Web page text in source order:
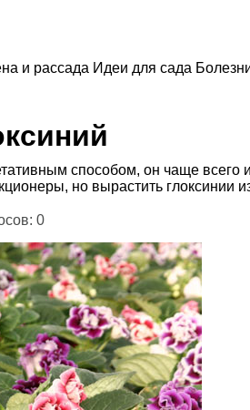
и рассада Идеи для сада
способом, он чаще
но вырастить глоксинии
0